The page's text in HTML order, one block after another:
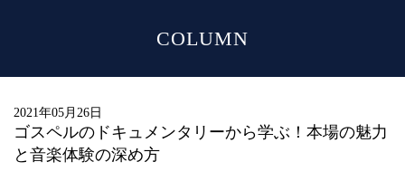
COLUMN
2021年05月26日
ゴスペルのドキュメンタリーから学ぶ！本場の魅力
と音楽体験の深め方